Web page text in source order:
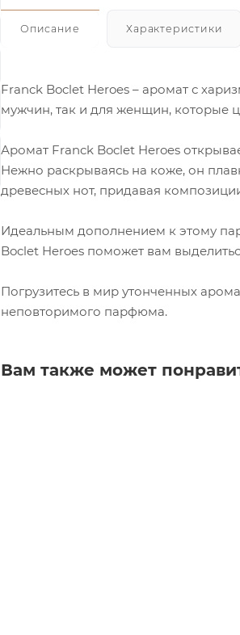
Описание Характеристики
Franck Boclet Heroes – аромат с
мужчин, так и для женщин, которые
Аромат Franck Boclet Heroes
Нежно раскрываясь на коже, он
древесных нот, придавая
Идеальным дополнением к этому
Boclet Heroes поможет вам
Погрузитесь в мир утонченных
неповторимого парфюма.
Вам также может